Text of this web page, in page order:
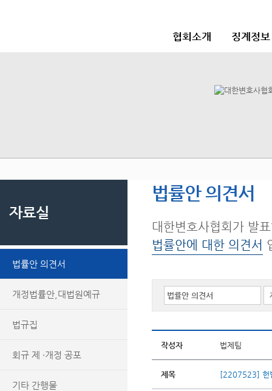
협회소개 징계정
자료실
법률안 의견서
개정법률안,대법원예규
법규집
회규 제 ·개정 공포
기타 간행물
법률안 의견서
대한변호사협회가 발
법률안에 대한 의견서
작성자 법제팀
제목 [2207523] 헌